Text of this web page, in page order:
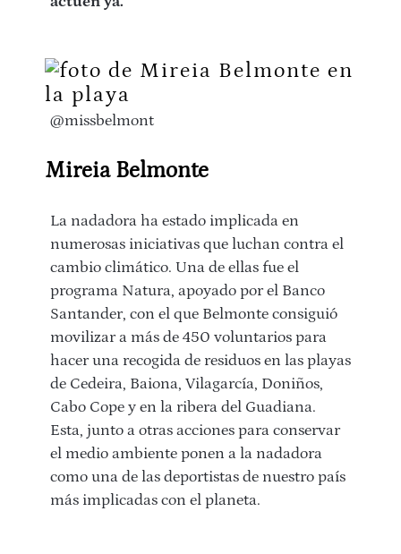
@missbelmont
Mireia Belmonte
La nadadora ha estado implicada en
numerosas iniciativas que luchan contra el
cambio climático. Una de ellas fue el
programa Natura, apoyado por el Banco
Santander, con el que Belmonte consiguió
movilizar a más de 450 voluntarios para
hacer una recogida de residuos en las playas
de Cedeira, Baiona, Vilagarcía, Doniños,
Cabo Cope y en la ribera del Guadiana.
Esta, junto a otras acciones para conservar
el medio ambiente ponen a la nadadora
como una de las deportistas de nuestro país
más implicadas con el planeta.